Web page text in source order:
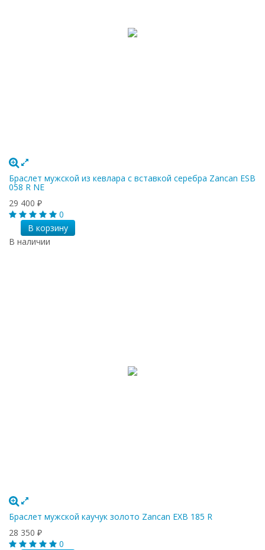
Браслет мужской из кевлара с вставкой серебра Zancan ESB
058 R NE
29 400 ₽
0
В корзину
В наличии
Браслет мужской каучук золото Zancan EXB 185 R
28 350 ₽
0